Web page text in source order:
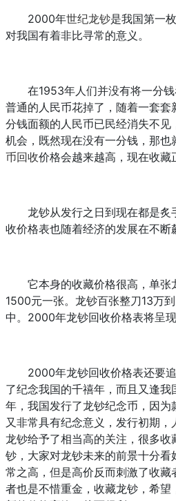
2000年世纪龙钞是我国第一
对我国有着非比寻常的意义。
在1953年人们并没有将一分钱
普通的人民币花掉了，随着一套
分钱面额的人民币已民经消失不
机会，既然现在没有一分钱，那
币回收价格会越来越高，现在收藏
龙钞从发行之日到现在都是炙
收价格表也随着经济的发展在不断
它本身的收藏价格很高，单张
1500元一张。龙钞百张整刀13万
中。2000年龙钞回收价格表将呈
2000年龙钞回收价格表还要追
了纪念我国的千禧年，而且又逢
年，我国发行了龙钞纪念币，因为
又非常具有纪念意义，发行初期，
龙钞给予了相当高的关注，很多收
钞，大家对龙钞未来的前景十分
常之高，但是高价反而刺激了收
者也是不惜重金，收藏龙钞，希